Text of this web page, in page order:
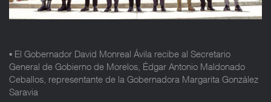
▪️ El Gobernador David Monreal Ávila recibe al Secretario
General de Gobierno de Morelos, Édgar Antonio Maldonado
Ceballos, representante de la Gobernadora Margarita González
Saravia